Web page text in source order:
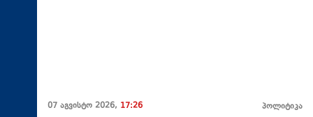
07 აგვისტო 2026, 17:26 პოლიტიკა